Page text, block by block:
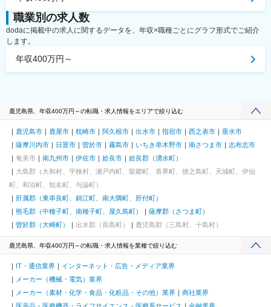
職業別の求人数
dodaに掲載中の求人に関するデータを、年収×職種ごとにグラフ形式でご紹介
します。
年収400万円～
鹿児島県、年収400万円～の転職・求人情報をエリアで絞り込む
鹿児島市 鹿屋市 枕崎市 阿久根市 出水市 指宿市 西之表市
垂水市
薩摩川内市
日置市 曽於市 霧島市 いちき串木野市 南さつま市
志布志市
奄美市
南九州市 伊佐市 姶良市
姶良郡（湧水町）
大島郡（大和村、宇検村、瀬戸内町、龍郷町、喜界町、徳之島町、天城町、伊仙
町、和泊町、知名町、与論町）
肝属郡（東串良町、錦江町、南大隅町、肝付町）
熊毛郡（中種子町、南種子町、屋久島町）
薩摩郡（さつま町）
曽於郡（大崎町）
出水郡（長島町） 鹿児島郡（三島村、十島村）
鹿児島県、年収400万円～の転職・求人情報を業種で絞り込む
IT・通信業界
インターネット・広告・メディア業界
メーカー（機械・電気）業界
メーカー（素材・化学・食品・化粧品・その他）業界
商社業界
医薬品・医療機器・ライフサイエンス・医療系サービス
金融業界